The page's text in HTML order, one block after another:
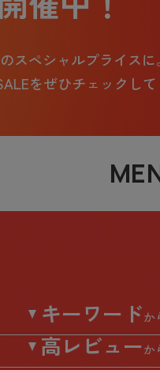
スペシャルプライスに。
をぜひチェックして
キーワードか
高レビューか